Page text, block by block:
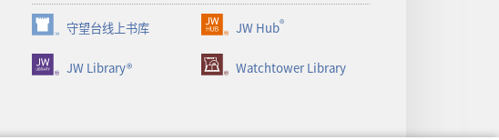
新
窗
口）
守望台线上书库
（打
开
新
JW Hub®
（打
开
新
JW Library® Watchtower Library